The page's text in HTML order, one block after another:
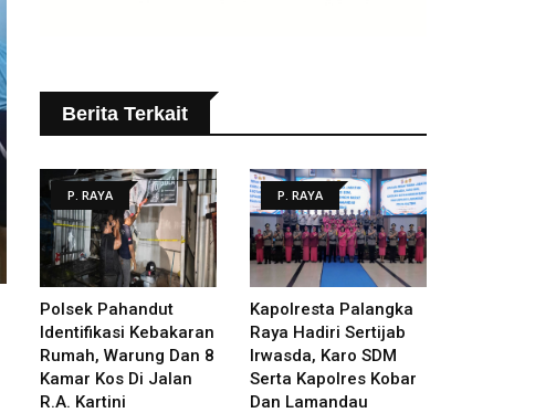
Berita Terkait
P. RAYA
Polsek Pahandut
Identifikasi Kebakaran
Rumah, Warung Dan 8
Kamar Kos Di Jalan
R.A. Kartini
P. RAYA
Kapolresta Palangka
Raya Hadiri Sertijab
Irwasda, Karo SDM
Serta Kapolres Kobar
Dan Lamandau